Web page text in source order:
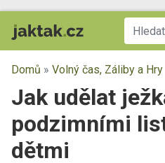
Domů » Volný čas, Záliby a Hry
Jak udělat
podzimními
dětmi